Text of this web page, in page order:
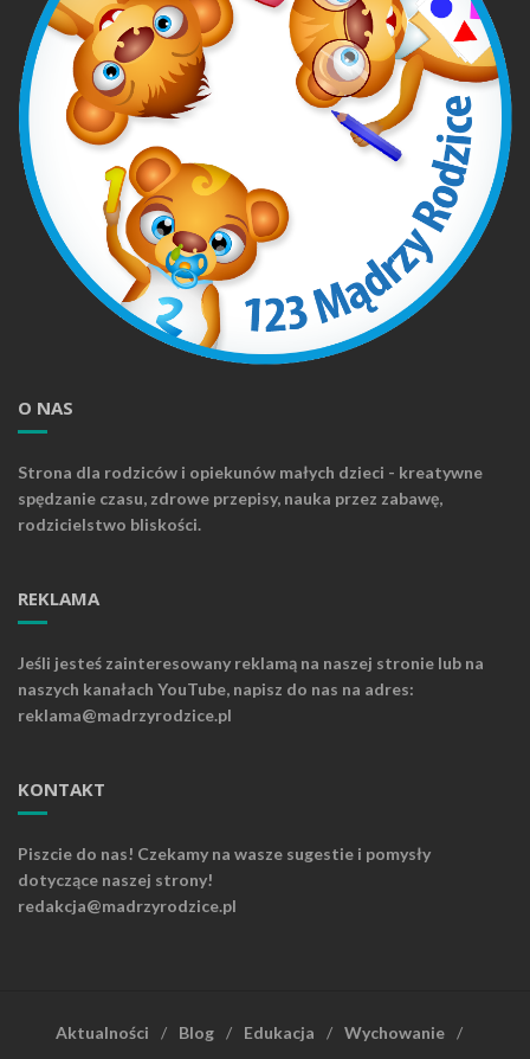
O NAS
Strona dla rodziców i opiekunów małych dzieci - kreatywne
spędzanie czasu, zdrowe przepisy, nauka przez zabawę,
rodzicielstwo bliskości.
REKLAMA
Jeśli jesteś zainteresowany reklamą na naszej stronie lub na
naszych kanałach YouTube, napisz do nas na adres:
reklama@madrzyrodzice.pl
KONTAKT
Piszcie do nas! Czekamy na wasze sugestie i pomysły
dotyczące naszej strony!
redakcja@madrzyrodzice.pl
Aktualności Blog Edukacja
Wychowanie